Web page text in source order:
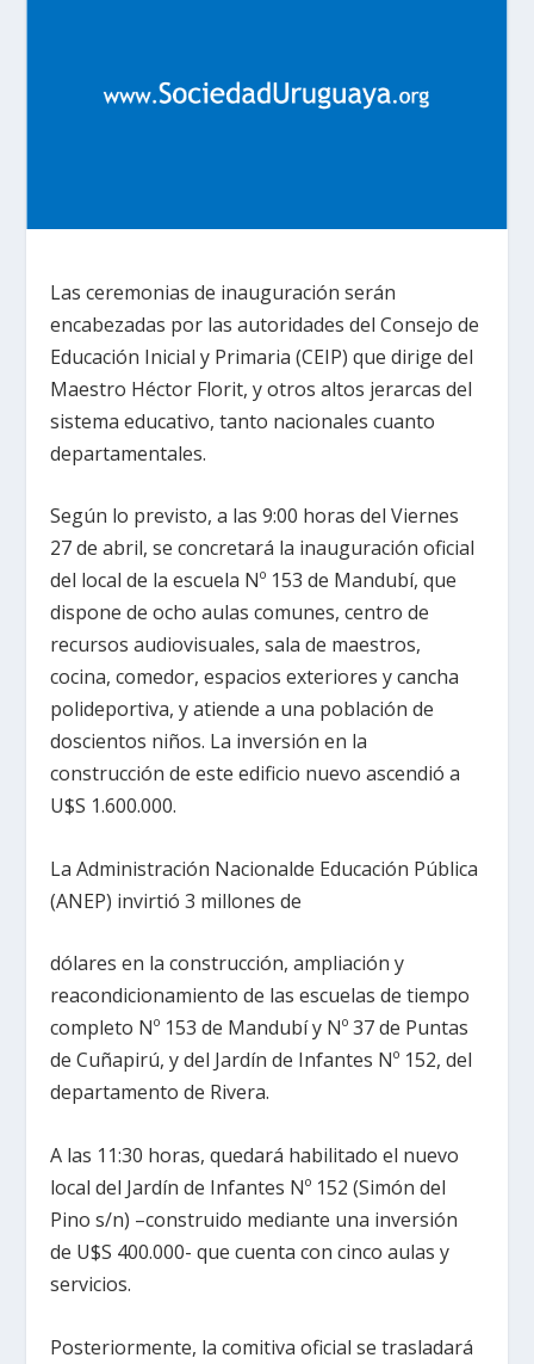
Las ceremonias de inauguración serán
encabezadas por las autoridades del Consejo de
Educación Inicial y Primaria (CEIP) que dirige del
Maestro Héctor Florit, y otros altos jerarcas del
sistema educativo, tanto nacionales cuanto
departamentales.
Según lo previsto, a las 9:00 horas del Viernes
27 de abril, se concretará la inauguración oficial
del local de la escuela Nº 153 de Mandubí, que
dispone de ocho aulas comunes, centro de
recursos audiovisuales, sala de maestros,
cocina, comedor, espacios exteriores y cancha
polideportiva, y atiende a una población de
doscientos niños. La inversión en la
construcción de este edificio nuevo ascendió a
U$S 1.600.000.
La Administración Nacionalde Educación Pública
(ANEP) invirtió 3 millones de
dólares en la construcción, ampliación y
reacondicionamiento de las escuelas de tiempo
completo Nº 153 de Mandubí y Nº 37 de Puntas
de Cuñapirú, y del Jardín de Infantes Nº 152, del
departamento de Rivera.
A las 11:30 horas, quedará habilitado el nuevo
local del Jardín de Infantes Nº 152 (Simón del
Pino s/n) –construido mediante una inversión
de U$S 400.000- que cuenta con cinco aulas y
servicios.
Posteriormente, la comitiva oficial se trasladará